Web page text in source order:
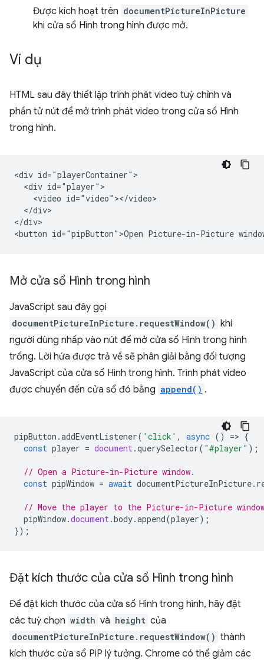
Được kích hoạt trên documentPictureInPicture
khi cửa sổ Hình trong hình được mở.
Ví dụ
HTML sau đây thiết lập trình phát video tuỳ chỉnh và
phần tử nút để mở trình phát video trong cửa sổ Hình
trong hình.
<div id="playerContainer">
  <div id="player">
    <video id="video"></video>
  </div>
</div>
Mở cửa sổ Hình trong hình
JavaScript sau đây gọi
documentPictureInPicture.requestWindow() khi
người dùng nhấp vào nút để mở cửa sổ Hình trong hình
trống. Lời hứa được trả về sẽ phân giải bằng đối tượng
JavaScript của cửa sổ Hình trong hình. Trình phát video
được chuyển đến cửa sổ đó bằng append() .
pipButton .addEventListener( 'click' , async () => {
const player = document .querySelector( "#player" );
// Open a Picture-in-Picture window.
const pipWindow = await documentPictureInPicture.
// Move the player to the Picture-in-Picture
pipWindow.document .body.append(player);
});
Đặt kích thước của cửa sổ Hình trong hình
Để đặt kích thước của cửa sổ Hình trong hình, hãy đặt
các tuỳ chọn width và height của
documentPictureInPicture.requestWindow() thành
kích thước cửa sổ PiP lý tưởng. Chrome có thể giảm các